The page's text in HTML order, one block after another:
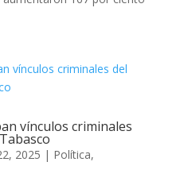
vínculos criminales
2025 | Política,